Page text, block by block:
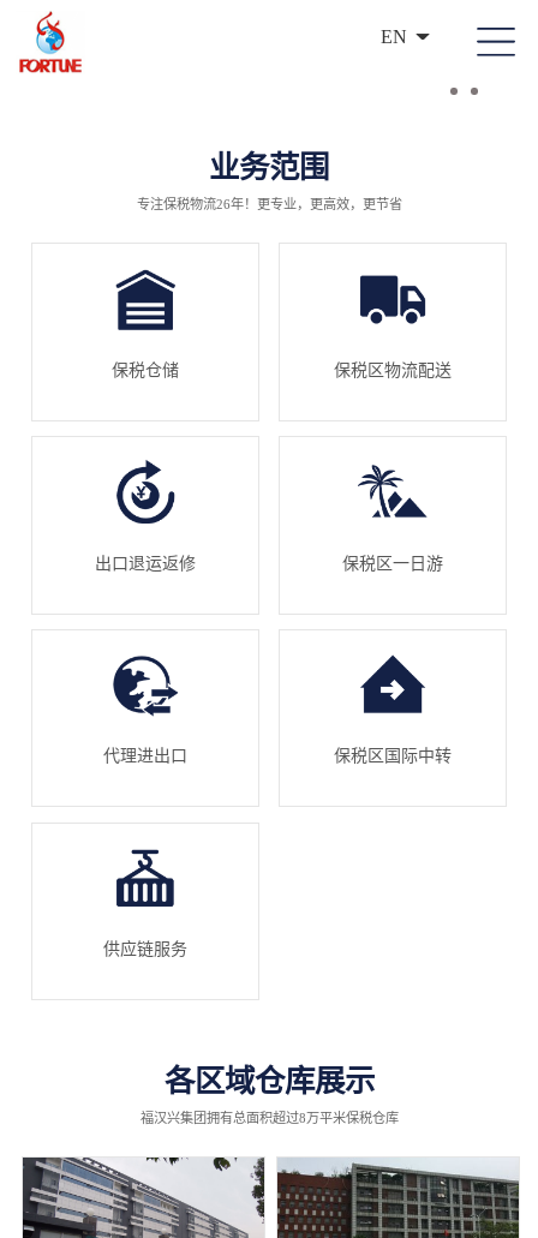
EN
业务范围
专注保税物流26年！更专业，更高效，更节省
保税仓储 保税区物流配送
出口退运返修 保税区一日游
代理进出口 保税区国际中转
供应链服务
各区域仓库展示
福汉兴集团拥有总面积超过8万平米保税仓库